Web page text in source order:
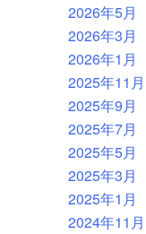
2026年5月
2026年3月
2026年1月
2025年11月
2025年9月
2025年7月
2025年5月
2025年3月
2025年1月
2024年11月